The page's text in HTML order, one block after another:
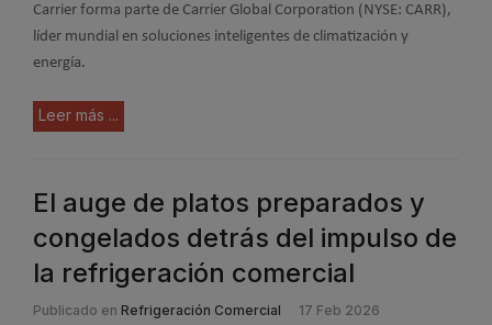
Carrier forma parte de Carrier Global Corporation (NYSE: CARR),
líder mundial en soluciones inteligentes de climatización y
energía.
Leer más ...
El auge de platos preparados y
congelados detrás del impulso de
la refrigeración comercial
Publicado en Refrigeración Comercial 17 Feb 2026